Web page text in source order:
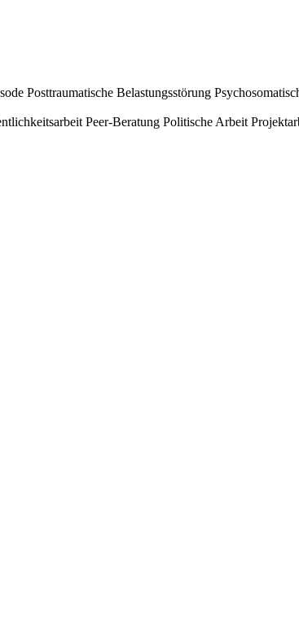
Posttraumatische Belastungsstörung
Peer-Beratung Politische Arbeit